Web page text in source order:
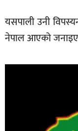
यसपाली उनी
नेपाल आएको